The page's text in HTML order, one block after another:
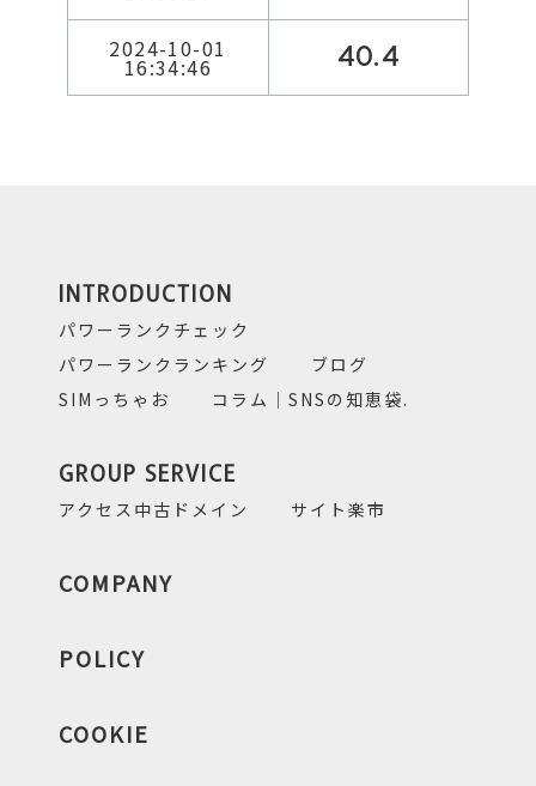
2024-10-01
16:34:46 40.4
INTRODUCTION
パワーランクチェック
パワーランクランキング
ブログ
SIMっちゃお
コラム｜SNSの知恵袋.
GROUP SERVICE
アクセス中古ドメイン サイト楽市
COMPANY
POLICY
COOKIE